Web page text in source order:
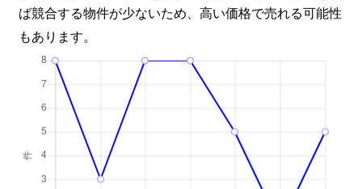
ば競合する物件が少ないため、高い価格で売れる可能性
もあります。